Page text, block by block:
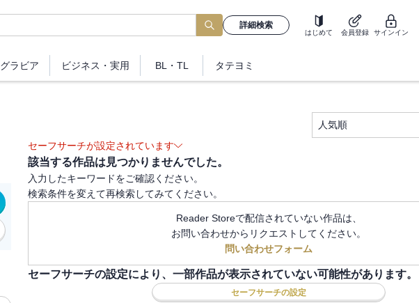
詳細検索
はじめて 会員登録 サインイン
グラビア ビジネス ・実用 BL・TL タテヨミ
人気順
セーフサーチが設定されています
該当する作品は見つかりませんでした。
入力したキーワードをご確認ください。
検索条件を変えて再検索してみてください。
Reader Storeで配信されていない作品は、
お問い合わせからリクエストしてください。
問い合わせフォーム
セーフサーチの設定により、一部作品が表示されていない可能性があります。
セーフサーチの設定